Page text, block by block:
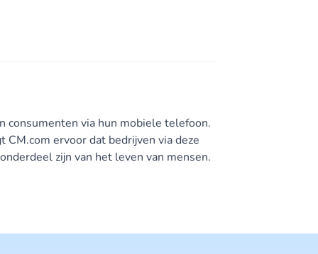
consumenten via hun mobiele telefoon.
ervoor dat bedrijven via deze
zijn van het leven van mensen.